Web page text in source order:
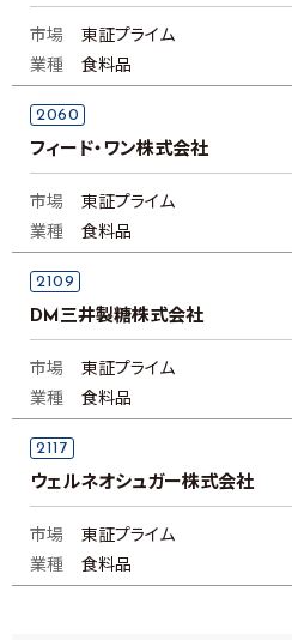
市場
東証プライム
業種
食料品
2060
フィード・ワン株式会社
市場
東証プライム
業種
食料品
2109
DM三井製糖株式会社
市場
東証プライム
業種
食料品
2117
ウェルネオシュガー株式会社
市場
東証プライム
業種
食料品